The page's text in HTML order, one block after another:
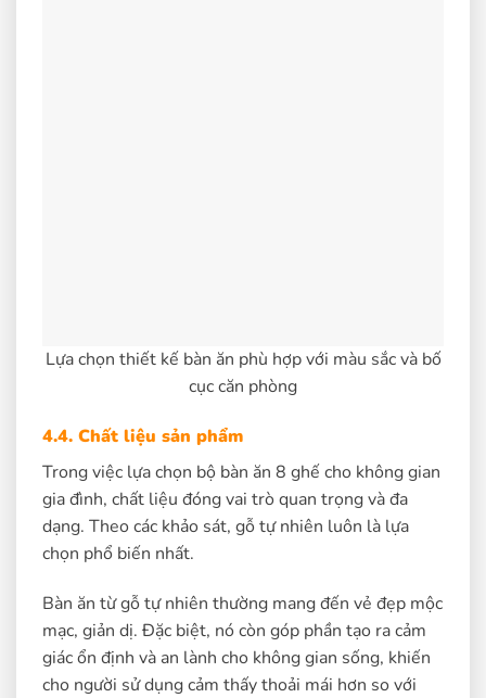
Lựa chọn thiết kế bàn ăn phù hợp với màu sắc và bố
cục căn phòng
4.4. Chất liệu sản phẩm
Trong việc lựa chọn bộ bàn ăn 8 ghế cho không gian
gia đình, chất liệu đóng vai trò quan trọng và đa
dạng. Theo các khảo sát, gỗ tự nhiên luôn là lựa
chọn phổ biến nhất.
Bàn ăn từ gỗ tự nhiên thường mang đến vẻ đẹp mộc
mạc, giản dị. Đặc biệt, nó còn góp phần tạo ra cảm
giác ổn định và an lành cho không gian sống, khiến
cho người sử dụng cảm thấy thoải mái hơn so với